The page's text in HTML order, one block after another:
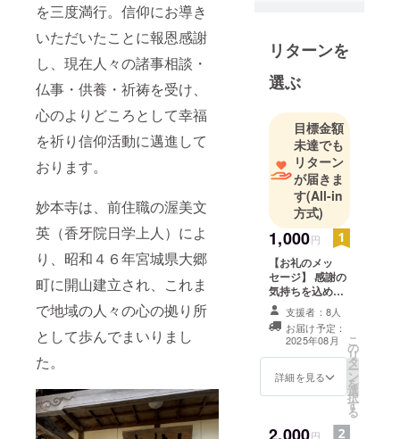
を三度満行。信仰にお導き
いただいたことに報恩感謝
し、現在人々の諸事相談・
仏事・供養・祈祷を受け、
心のよりどころとして幸福
を祈り信仰活動に邁進して
おります。
妙本寺は、前住職の渥美文
英（香牙院日学上人）によ
り、昭和４６年宮城県大郷
町に開山建立され、これま
で地域の人々の心の拠り所
として歩んでまいりまし
た。
リターンを
選ぶ
目標金額
未達でも
リターン
が届きま
す(All-in
方式)
1,000円
【お礼のメッ
セージ】 感謝の
気持ちを込め
て、お礼のメッ
セージをメール
にてお送りしま
す。 要：名前ま
たはニックネー
ム（備考欄にお
す）
支援者：8人
お届け予定：
2025年08月
詳細を見る
こ
の
リ
タ
ー
ン
を
選
択
す
る
円